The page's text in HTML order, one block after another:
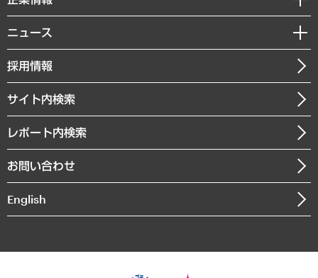
共生・ダイバーシティ
GRC（ガバナンス・リスク・コンプライアンス）・防災（政策）
経済・産業・雇用・労働
まちづくり・観光・交通・スポーツ・スマートシティ
自然資源・農林水産業・食料システム
コラム
経営用語集
受託・受注実績（官公庁関連）
メディア掲載・出演
MUFGビジネスセミナー
受託案件情報
私たちの想い
社長メッセージ
会社概要
沿革
組織図・本部部室紹介
インドネシア現地法人
個人情報保護方針
ニュース
ニュースリリース
お知らせ
採用情報
サイト内検索
レポート内検索
お問い合わせ
English